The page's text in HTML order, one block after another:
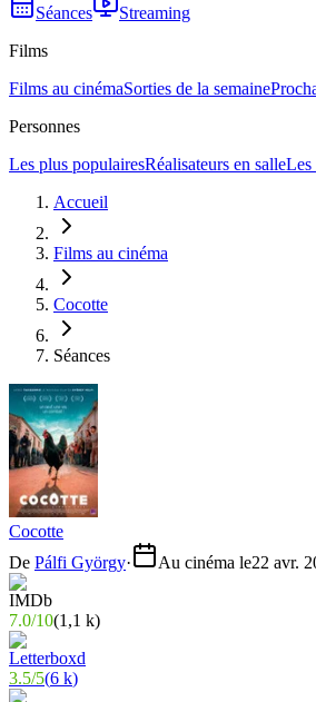
Séances
Streaming
Films
Films au cinémaSorties de la semaine
Personnes
Les plus populairesRéalisateurs en salleLes
Accueil
Films au cinéma
Cocotte
Séances
Cocotte
De Pálfi György· Au cinéma le22 avr.
7.0/10(1,1 k)
3.5/5(6 k)